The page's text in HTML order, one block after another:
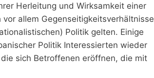
Herleitung und Wirksamkeit einer
allem Gegenseitigkeitsverhältnisse
Politik gelten. Einige
Politik Interessierten wieder
sich Betroffenen eröffnen, die mit